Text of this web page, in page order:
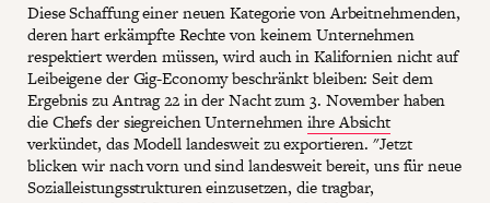
Diese Schaffung einer neuen Kategorie von Arbeitnehmenden,
deren hart erkämpfte Rechte von keinem Unternehmen
respektiert werden müssen, wird auch in Kalifornien nicht auf
Leibeigene der Gig-Economy beschränkt bleiben: Seit dem
Ergebnis zu Antrag 22 in der Nacht zum 3. November haben
die Chefs der siegreichen Unternehmenihre Absicht
verkündet, das Modell landesweit zu exportieren. "Jetzt
blicken wir nach vorn und sind landesweit bereit, uns für neue
Sozialleistungsstrukturen einzusetzen, die tragbar,